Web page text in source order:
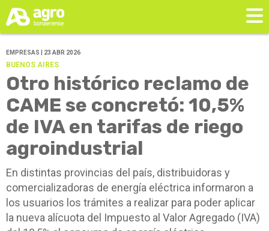
EMPRESAS | 23 ABR 2026
BUENOS AIRES
Otro histórico reclamo de
CAME se concretó: 10,5%
de IVA en tarifas de riego
agroindustrial
En distintas provincias del país, distribuidoras y
comercializadoras de energía eléctrica informaron a
los usuarios los trámites a realizar para poder aplicar
la nueva alícuota del Impuesto al Valor Agregado (IVA)